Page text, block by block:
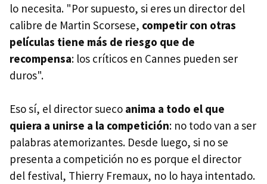
lo necesita. "Por supuesto, si eres un director del
calibre de Martin Scorsese, competir con otras
películas tiene más de riesgo que de
recompensa: los críticos en Cannes pueden ser
duros".
Eso sí, el director sueco anima a todo el que
quiera a unirse a la competición: no todo van a ser
palabras atemorizantes. Desde luego, si no se
presenta a competición no es porque el director
del festival, Thierry Fremaux, no lo haya intentado.